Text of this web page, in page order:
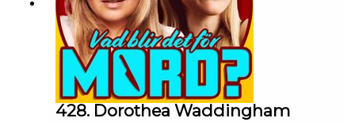
428. Dorothea Waddingham